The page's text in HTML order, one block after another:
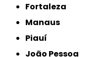
Fortaleza
Manaus
Piauí
João Pessoa